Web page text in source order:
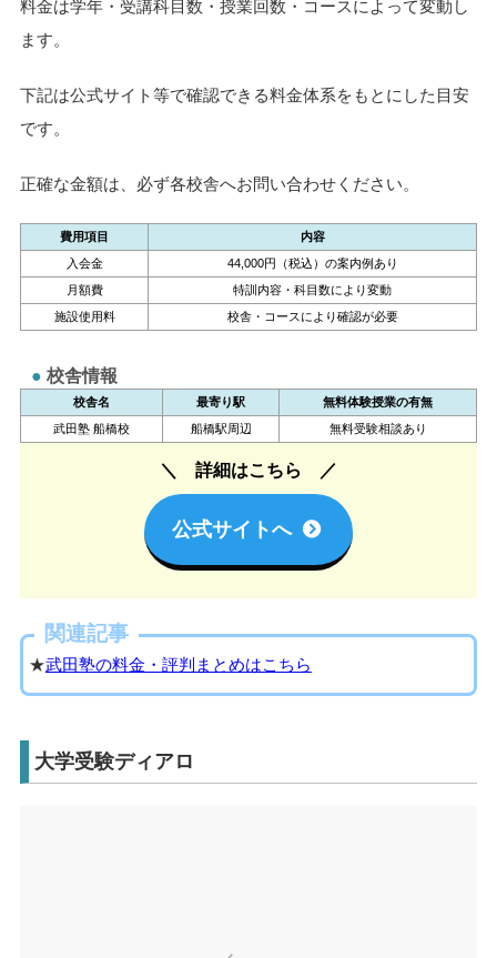
料金は学年・受講科目数・授業回数・コースによって変動し
ます。
下記は公式サイト等で確認できる料金体系をもとにした目安
です。
正確な金額は、必ず各校舎へお問い合わせください。
費用項目
内容
入会金
44,000円（税込）の案内例あり
月額費
特訓内容・科目数により変動
施設使用料
校舎・コースにより確認が必要
校舎情報
校舎名 最寄り駅
無料体験授業の有無
武田塾 船橋校
船橋駅周辺 無料受験相談あり
詳細はこちら
公式サイトへ
関連記事
★武田塾の料金・評判まとめはこちら
大学受験ディアロ